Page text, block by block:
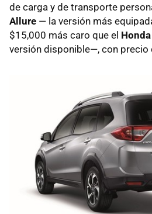
de carga y de transporte
Allure — la versión más
$15,000 más caro que el
versión disponible—, con precio